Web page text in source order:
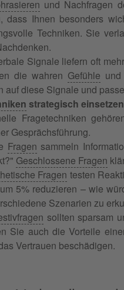
und Nachfragen
dass Ihnen besonders
Techniken. Sie
Signale liefern oft
die wahren Gefühle
auf diese Signale und
strategisch einsetzen
Fragetechniken
Gesprächsführung.
Fragen sammeln
Geschlossene Fragen
Fragen testen
5% reduzieren – wie
Szenarien zu
sollten sparsam
Sie auch die Vorteile
Vertrauen beschädigen.